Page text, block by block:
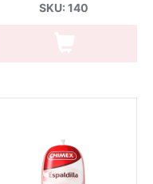
SKU: 140